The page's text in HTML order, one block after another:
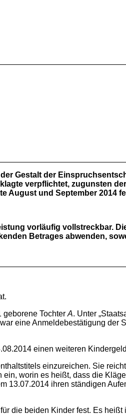
Gestalt der
verpflichtet, zugunsten
August und September 2014
vorläufig vollstreckbar.
Betrages abwenden,
geborene Tochter A. Unter
eine Anmeldebestätigung der
einen weiteren
einzureichen. Sie
worin es heißt, dass die
13.07.2014 ihren ständigen
die beiden Kinder fest. Es heißt